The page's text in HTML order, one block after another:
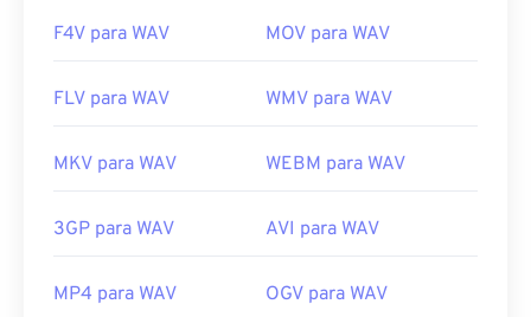
F4V para WAV MOV para WAV
FLV para WAV WMV para WAV
MKV para WAV WEBM para WAV
3GP para WAV AVI para WAV
MP4 para WAV OGV para WAV